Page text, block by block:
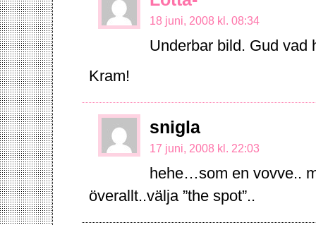
18 juni, 2008 kl. 08:34
Underbar bild. Gud vad
Kram!
snigla
17 juni, 2008 kl. 22:03
hehe…som en vovve..
överallt..välja ”the spot”..